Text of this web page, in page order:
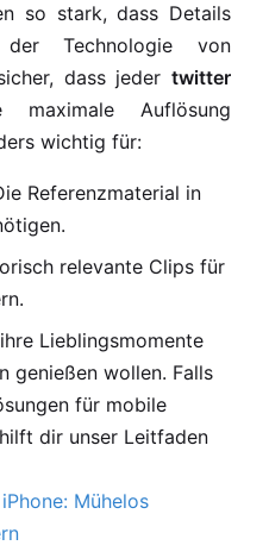
so stark, dass Details
Technologie von
dass jeder twitter
Auflösung
wichtig für:
Referenzmaterial in
relevante Clips für
Lieblingsmomente
genießen wollen. Falls
für mobile
dir unser Leitfaden
Mühelos